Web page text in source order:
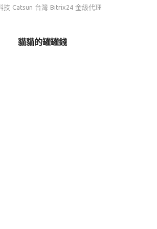
技 Catsun 台灣 Bitrix24 金級代理
貓貓的罐罐錢